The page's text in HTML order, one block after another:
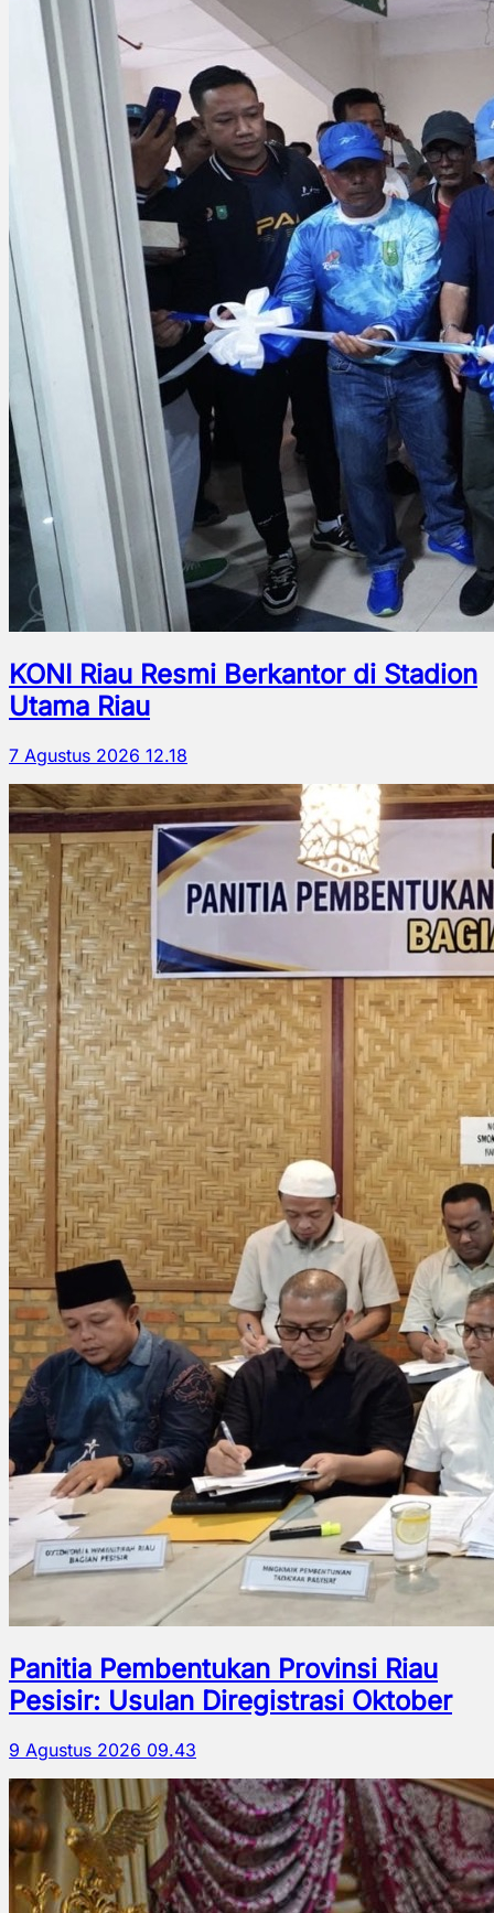
KONI Riau Resmi Berkantor di Stadion
Utama Riau
7 Agustus 2026 12.18
Panitia Pembentukan Provinsi Riau
Pesisir: Usulan Diregistrasi Oktober
9 Agustus 2026 09.43